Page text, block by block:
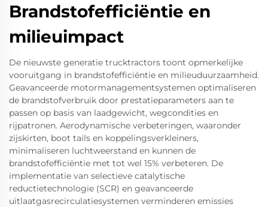
Brandstofefficiëntie en
milieuimpact
De nieuwste generatie trucktractors toont opmerkelijke
vooruitgang in brandstofefficiëntie en milieuduurzaamheid.
Geavanceerde motormanagementsystemen optimaliseren
de brandstofverbruik door prestatieparameters aan te
passen op basis van laadgewicht, wegcondities en
rijpatronen. Aerodynamische verbeteringen, waaronder
zijskirten, boot tails en koppelingsverkleiners,
minimaliseren luchtweerstand en kunnen de
brandstofefficiëntie met tot wel 15% verbeteren. De
implementatie van selectieve catalytische
reductietechnologie (SCR) en geavanceerde
uitlaatgasrecirculatiesystemen verminderen emissies